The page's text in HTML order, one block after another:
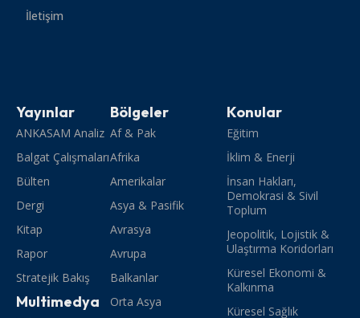
İletişim
Yayınlar
ANKASAM Analiz
Balgat Çalışmaları
Bülten
Dergi
Kitap
Rapor
Stratejik Bakış
Multimedya
Bölgeler
Af & Pak
Afrika
Amerikalar
Asya & Pasifik
Avrasya
Avrupa
Balkanlar
Orta Asya
Konular
Eğitim
İklim & Enerji
İnsan Hakları,
Demokrasi & Sivil
Toplum
Jeopolitik, Lojistik &
Ulaştırma Koridorları
Küresel Ekonomi &
Kalkınma
Küresel Sağlık